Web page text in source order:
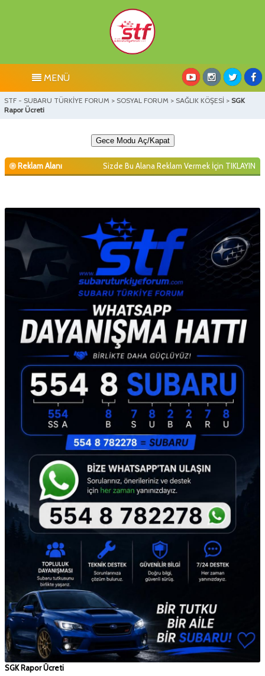
MENÜ
STF - SUBARU TÜRKİYE FORUM > SOSYAL FORUM > SAĞLIK KÖŞESİ > SGK
Rapor Ücreti
Gece Modu Aç/Kapat
Reklam Alanı Sizde Bu Alana Reklam Vermek İçin TIKLAYIN
SGK Rapor Ücreti